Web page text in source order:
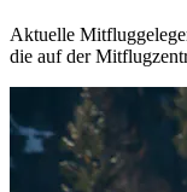
Aktuelle
die auf der